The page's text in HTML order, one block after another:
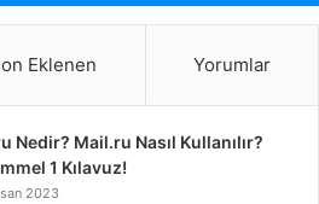
Eklenen Yorumlar
Nedir? Mail.ru Nasıl Kullanılır?
1 Kılavuz!
2023